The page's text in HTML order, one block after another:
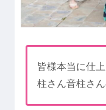
皆様本当に仕
柱さん音柱さ